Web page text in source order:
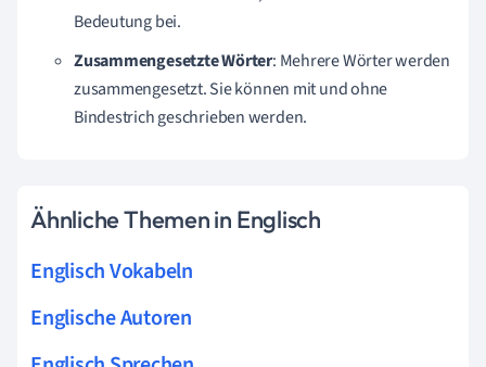
Bedeutung bei.
Zusammengesetzte Wörter: Mehrere Wörter werden
zusammengesetzt. Siekönnen mit und ohne
Bindestrich geschrieben werden.
Ähnliche Themen in Englisch
Englisch Vokabeln
Englische Autoren